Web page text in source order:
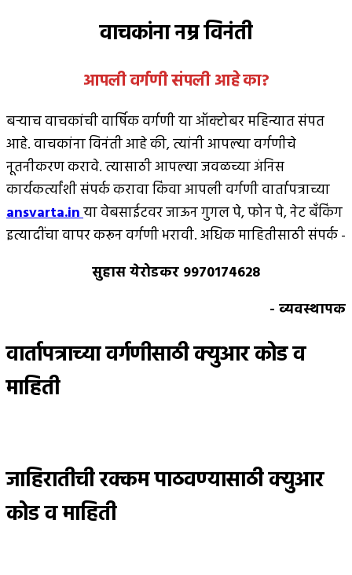
वाचकांना नम्र विनंती
आपली वर्गणी संपली आहेका?
बर्‍याच वाचकांची वार्षिक वर्गणी या ऑक्टोबर महिन्यात संपत
आहे. वाचकांना विनंती आहे की, त्यांनी आपल्या वर्गणीचे
नूतनीकरण करावे. त्यासाठी आपल्या जवळच्या अंनिस
कार्यकर्त्यांशी संपर्क करावा किंवा आपली वर्गणी वार्तापत्राच्या
ansvarta.inया वेबसाईटवर जाऊन गुगल पे, फोन पे, नेट बँकिंग
इत्यादींचा वापर करून वर्गणी भरावी. अधिक माहितीसाठी संपर्क -
सुहास येरोडकर 9970174628
- व्यवस्थापक
वार्तापत्राच्या वर्गणीसाठी क्युआर कोड व
माहिती
जाहिरातीची रक्कम पाठवण्यासाठी क्युआर
कोड व माहिती